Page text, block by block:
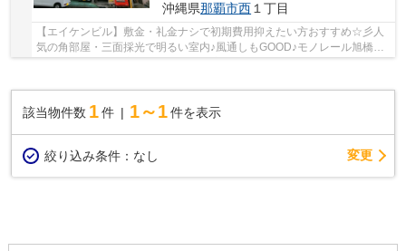
沖縄県那覇市西１丁目
【エイケンビル】敷金・礼金ナシで初期費用抑えたい方おすすめ☆彡人
気の角部屋・三面採光で明るい室内♪風通しもGOOD♪モノレール旭橋駅
該当物件数 1件 1～1 件を表示
絞り込み条件： なし 変更